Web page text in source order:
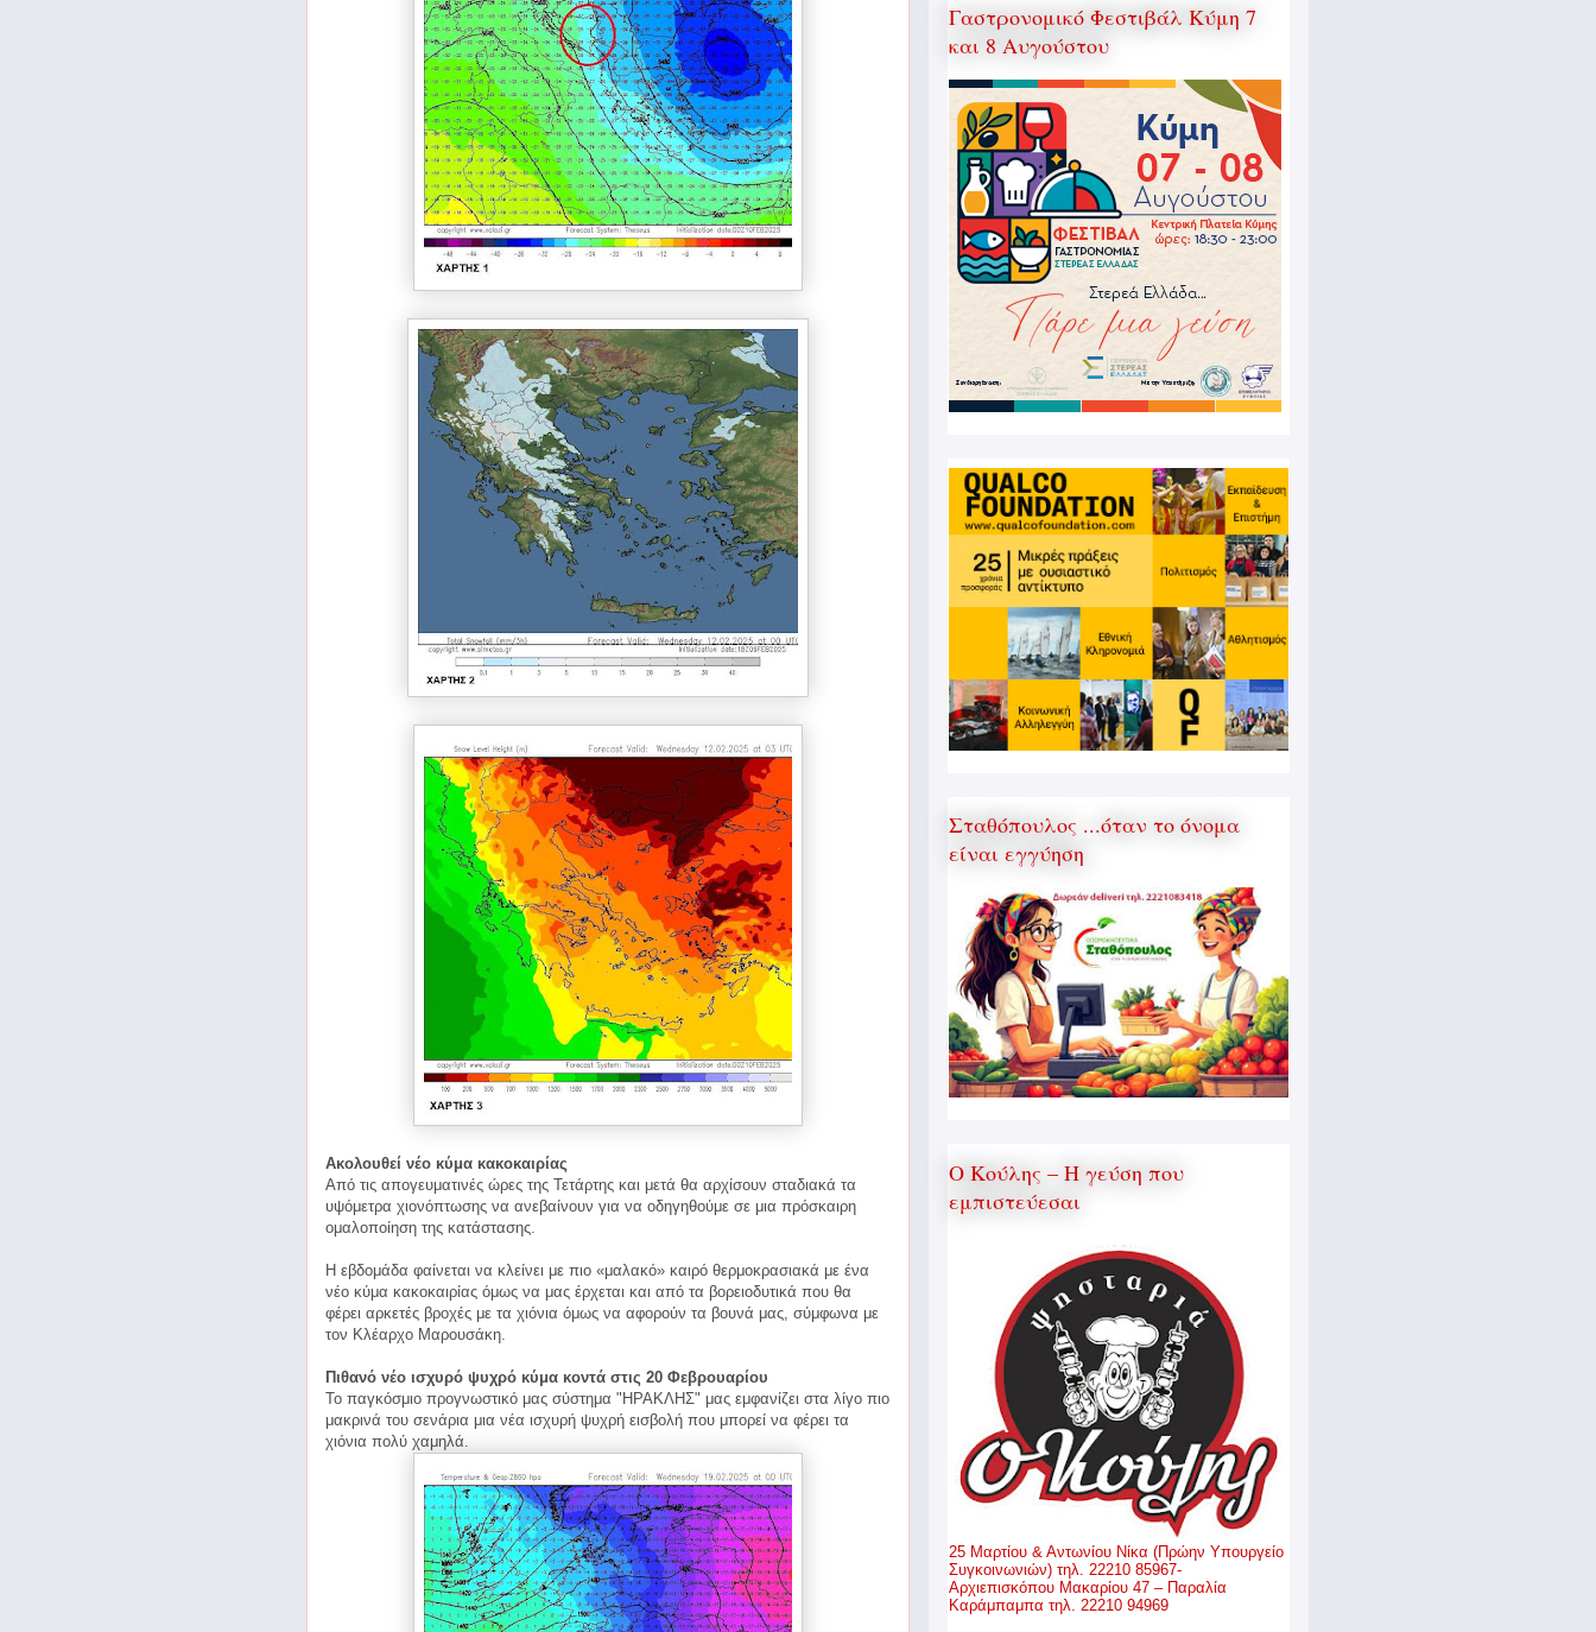
Ακολουθεί νέο κύμα κακοκαιρίας
Από τις απογευματινές ώρες της Τετάρτης και μετά θα αρχίσουν σταδιακά τα
υψόμετρα χιονόπτωσης να ανεβαίνουν για να οδηγηθούμε σε μια πρόσκαιρη
ομαλοποίηση της κατάστασης.
Η εβδομάδα φαίνεται να κλείνει με πιο «μαλακό» καιρό θερμοκρασιακά με ένα
νέο κύμα κακοκαιρίας όμως να μας έρχεται και από τα βορειοδυτικά που θα
φέρει αρκετές βροχές με τα χιόνια όμως να αφορούν τα βουνά μας, σύμφωνα με
τον Κλέαρχο Μαρουσάκη.
Πιθανό νέο ισχυρό ψυχρό κύμα κοντά στις 20 Φεβρουαρίου
Το παγκόσμιο προγνωστικό μας σύστημα "ΗΡΑΚΛΗΣ" μας εμφανίζει στα λίγο πιο
μακρινά του σενάρια μια νέα ισχυρή ψυχρή εισβολή που μπορεί να φέρει τα
χιόνια πολύ χαμηλά.
Γαστρονομικό Φεστιβάλ Κύμη 7
και 8 Αυγούστου
Σταθόπουλος ...όταν το όνομα
είναι εγγύηση
Ο Κούλης – Η γεύση που
εμπιστεύεσαι
25 Μαρτίου & Αντωνίου Νίκα (Πρώην Υπουργείο
Συγκοινωνιών) τηλ. 22210 85967-
Αρχιεπισκόπου Μακαρίου 47 – Παραλία
Καράμπαμπα τηλ. 22210 94969